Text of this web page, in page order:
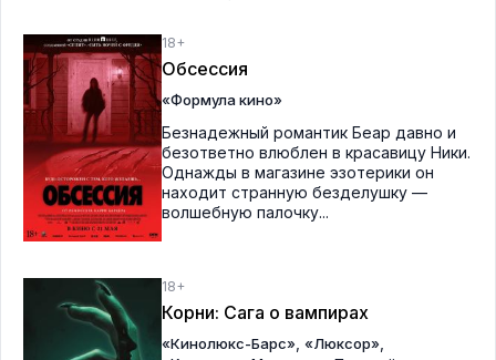
18+
Обсессия
«Формула кино»
Безнадежный романтик Беар давно и
безответно влюблен в красавицу Ники.
Однажды в магазине эзотерики он
находит странную безделушку —
волшебную палочку...
18+
Корни: Сага о вампирах
«Кинолюкс-Барс» «Люксор»